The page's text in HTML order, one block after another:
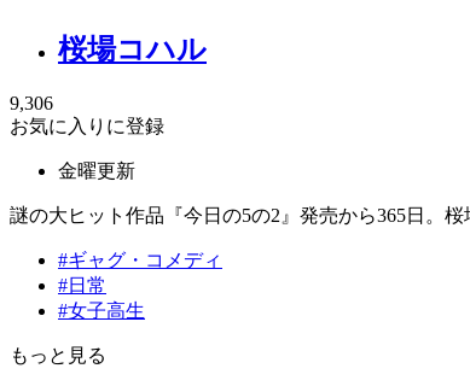
桜場コハル
9,306
お気に入りに登録
金曜更新
謎の大ヒット作品『今日の5の2』発売から365日。
#ギャグ・コメディ
#日常
#女子高生
もっと見る